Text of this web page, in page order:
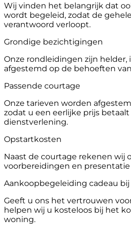
Wij vinden het belangrijk dat
wordt begeleid, zodat de
verantwoord verloopt.
Grondige bezichtigingen
Onze rondleidingen zijn helder,
afgestemd op de behoeften
Passende courtage
Onze tarieven worden
zodat u een eerlijke prijs betaalt
dienstverlening.
Opstartkosten
Naast de courtage rekenen wij
voorbereidingen en
Aankoopbegeleiding cadeau
Geeft u ons het vertrouwen
helpen wij u kosteloos bij het
woning.